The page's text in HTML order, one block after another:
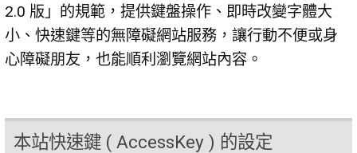
2.0 版」的規範，提供鍵盤操作、即時改變字體大
小、快速鍵等的無障礙網站服務，讓行動不便或身
心障礙朋友，也能順利瀏覽網站內容。
本站快速鍵 ( AccessKey ) 的設定